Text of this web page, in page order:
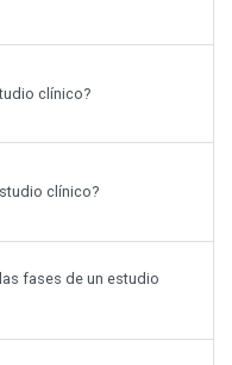
clínico?
clínico?
fases de un estudio